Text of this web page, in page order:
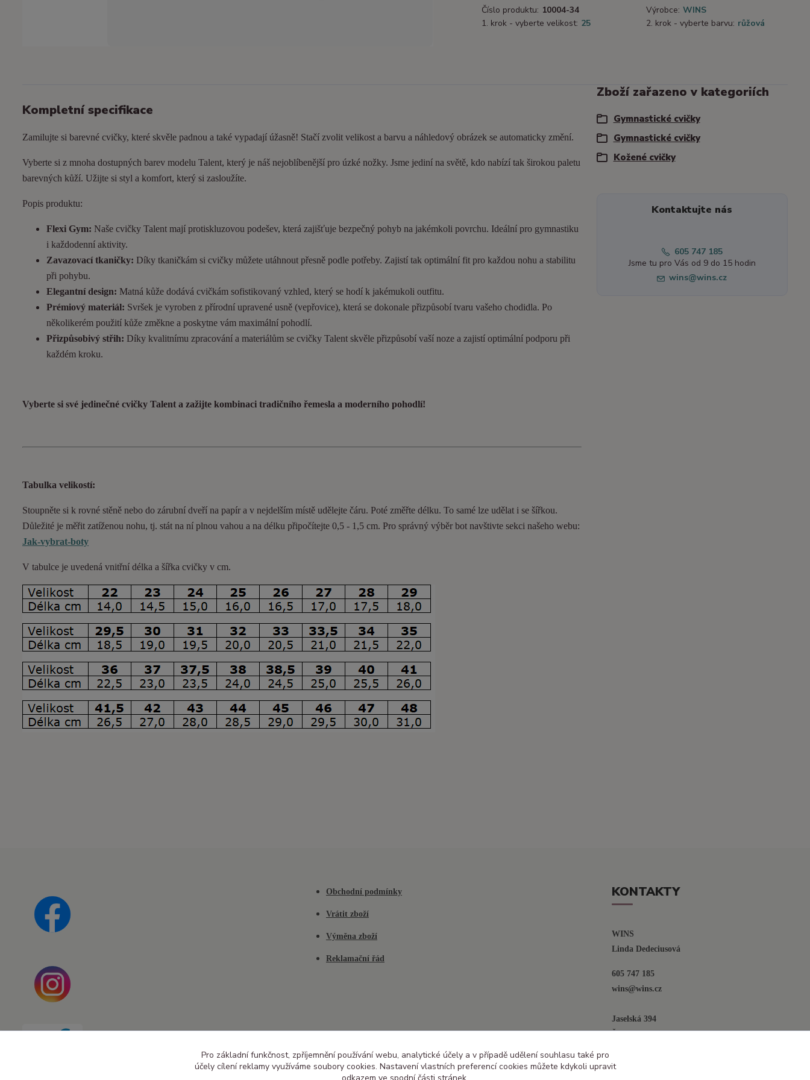
Číslo produktu: 10004-34 Výrobce: WINS
1. krok - vyberte velikost: 25 2. krok - vyberte barvu: růžová
Kompletní specifikace
Zamilujte si barevné cvičky, které skvěle padnou a také vypadají úžasně! Stačí zvolit velikost a barvu a náhledový obrázek se automaticky změní.
Vyberte si z mnoha dostupných barev modelu Talent, který je náš nejoblíbenější pro úzké nožky. Jsme jediní na světě, kdo nabízí tak širokou paletu
barevných kůží. Užijte si styl a komfort, který si zasloužíte.
Popis produktu:
Flexi Gym: Naše cvičky Talent mají protiskluzovou podešev, která zajišťuje bezpečný pohyb na jakémkoli povrchu. Ideální pro gymnastiku
i každodenní aktivity.
Zavazovací tkaničky: Díky tkaničkám si cvičky můžete utáhnout přesně podle potřeby. Zajistí tak optimální fit pro každou nohu a stabilitu
při pohybu.
Elegantní design: Matná kůže dodává cvičkám sofistikovaný vzhled, který se hodí k jakémukoli outfitu.
Prémiový materiál: Svršek je vyroben z přírodní upravené usně (vepřovice), která se dokonale přizpůsobí tvaru vašeho chodidla. Po
několikerém použití kůže změkne a poskytne vám maximální pohodlí.
Přizpůsobivý střih: Díky kvalitnímu zpracování a materiálům se cvičky Talent skvěle přizpůsobí vaší noze a zajistí optimální podporu při
každém kroku.
Vyberte si své jedinečné cvičky Talent a zažijte kombinaci tradičního řemesla a moderního pohodlí!
Tabulka velikostí:
Stoupněte si k rovné stěně nebo do zárubní dveří na papír a v nejdelším místě udělejte čáru. Poté změřte délku. To samé lze udělat i se šířkou.
Důležité je měřit zatíženou nohu, tj. stát na ní plnou vahou a na délku připočítejte 0,5 - 1,5 cm. Pro správný výběr bot navštivte sekci našeho webu:
Jak-vybrat-boty
V tabulce je uvedená vnitřní délka a šířka cvičky v cm.
Zboží zařazeno v kategoriích
Gymnastické cvičky
Gymnastické cvičky
Kožené cvičky
Kontaktujte nás
605 747 185
Jsme tu pro Vás od 9 do 15 hodin
wins@wins.cz
Obchodní podmínky
Vrátit zboží
Výměna zboží
Reklamační řád
KONTAKTY
WINS
Linda Dedeciusová
605 747 185
wins@wins.cz
Jaselská 394
Šenov u N. Jičína
Pro základní funkčnost, zpříjemnění používání webu, analytické účely a v případě udělení souhlasu také pro
účely cílení reklamy využíváme soubory cookies. Nastavení vlastních preferencí cookies můžete kdykoli upravit